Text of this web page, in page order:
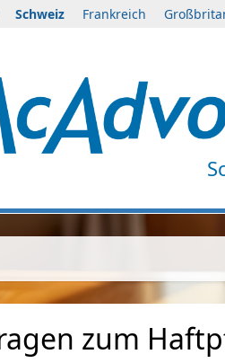
Schweiz Frankreich
zum